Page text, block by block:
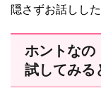
隠さずお話しし
ホントなの
試してみる